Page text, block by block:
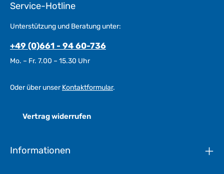
Service-Hotline
Unterstützung und Beratung unter:
+49 (0)661 - 94 60-736
Mo. – Fr. 7.00 – 15.30 Uhr
Oder über unserKontaktformular.
Vertrag widerrufen
Informationen